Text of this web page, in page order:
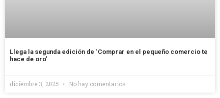
Llega la segunda edición de ‘Comprar en el pequeño comercio te
hace de oro’
diciembre 3, 2025 No hay comentarios